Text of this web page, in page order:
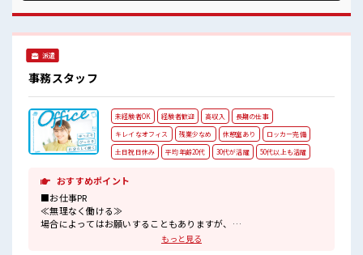
職場の雰囲気 活気あふれる20代活躍中の職場です☆ 休憩室で
楽しくおしゃべり！ ストレス解消☆ ロッカーあり！ 安心して
派遣
事務スタッフ
未経験者OK 経験者歓迎 高収入
長期の仕事
キレイなオフィス
残業少なめ 休憩室あり
ロッカー完備
土日祝日休み
平均年齢20代 30代が活躍 50代以上も活躍
おすすめポイント
■お仕事PR
≪無理なく働ける≫
場合によってはお願いすることもありますが、
もっと見る